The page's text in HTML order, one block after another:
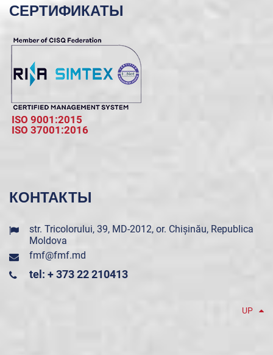
СЕРТИФИКАТЫ
ISO 9001:2015
ISO 37001:2016
КОНТАКТЫ
str. Tricolorului, 39, MD-2012, or. Chișinău, Republica
Moldova
fmf@fmf.md
tel: + 373 22 210413
UP